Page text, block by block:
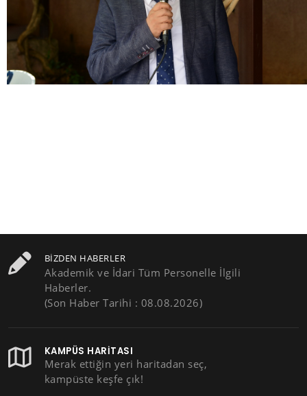
BIZDEN HABERLER
Akademik ve İdari Tüm Personelle İlgili
Haberler.
(Son Haber Tarihi : 08.08.2026)
KAMPÜS HARITASI
Merak ettiğin yeri haritadan seç,
kampüste keşfe çık!